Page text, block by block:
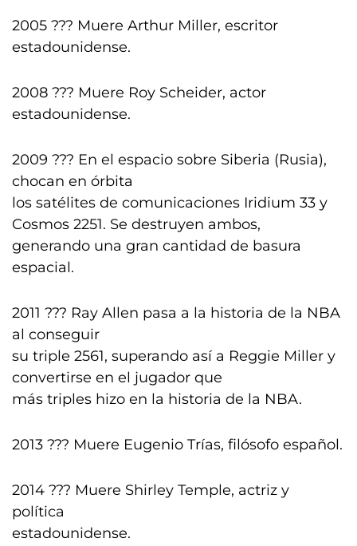
2005 ??? Muere Arthur Miller, escritor
estadounidense.
2008 ??? Muere Roy Scheider, actor
estadounidense.
2009 ??? En el espacio sobre Siberia (Rusia),
chocan en órbita
los satélites de comunicaciones Iridium 33 y
Cosmos 2251. Se destruyen ambos,
generando una gran cantidad de basura
espacial.
2011 ??? Ray Allen pasa a la historia de la NBA
al conseguir
su triple 2561, superando así a Reggie Miller y
convertirse en el jugador que
más triples hizo en la historia de la NBA.
2013 ??? Muere Eugenio Trías, filósofo español.
2014 ??? Muere Shirley Temple, actriz y
política
estadounidense.